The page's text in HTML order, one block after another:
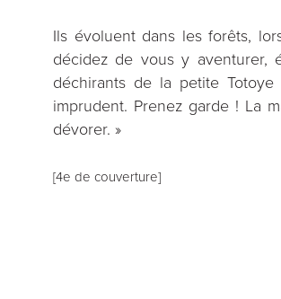
Ils évoluent dans les forêts,
décidez de vous y aventurer,
déchirants de la petite
imprudent. Prenez garde ! La
dévorer. »
[4e de couverture]